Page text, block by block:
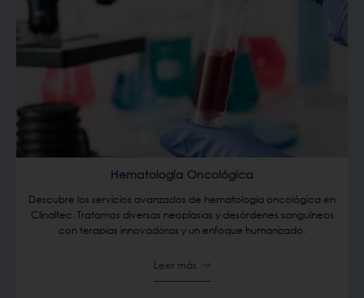
Hematología Oncológica
Descubre los servicios avanzados de hematología oncológica en
Clinaltec. Tratamos diversas neoplasias y desórdenes sanguíneos
con terapias innovadoras y un enfoque humanizado.
Leer más